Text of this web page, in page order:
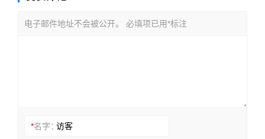
电子邮件地址不会被公开。 必填项已用*标注
*名字：